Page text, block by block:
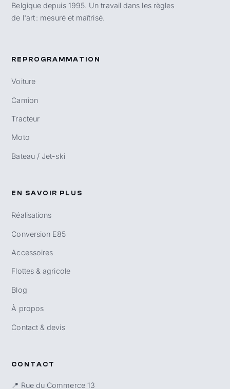
Belgique depuis 1995. Un travail dans les règles
de l'art : mesuré et maîtrisé.
REPROGRAMMATION
Voiture
Camion
Tracteur
Moto
Bateau / Jet-ski
EN SAVOIR PLUS
Réalisations
Conversion E85
Accessoires
Flottes & agricole
Blog
À propos
Contact & devis
CONTACT
📍 Rue du Commerce 13